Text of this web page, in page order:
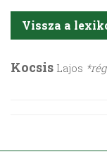
Vissza a
Kocsis Lajos